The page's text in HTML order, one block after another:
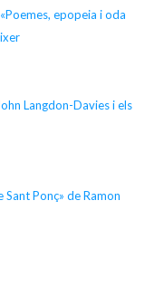
epopeia i oda
Langdon-Davies i els
Ponç» de Ramon